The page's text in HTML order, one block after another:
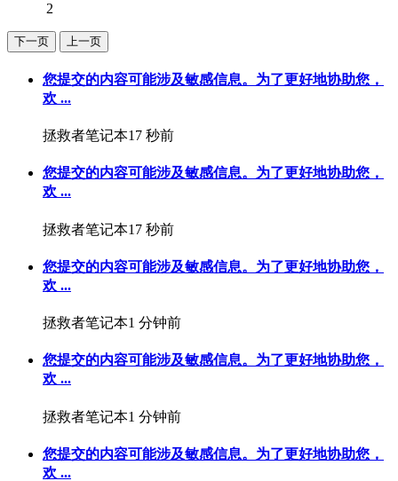
2
下一页 上一页
您提交的内容可能涉及敏感信息。为了更好地协助您，
欢 ...
拯救者笔记本17 秒前
您提交的内容可能涉及敏感信息。为了更好地协助您，
欢 ...
拯救者笔记本17 秒前
您提交的内容可能涉及敏感信息。为了更好地协助您，
欢 ...
拯救者笔记本1 分钟前
您提交的内容可能涉及敏感信息。为了更好地协助您，
欢 ...
拯救者笔记本1 分钟前
您提交的内容可能涉及敏感信息。为了更好地协助您，
欢 ...